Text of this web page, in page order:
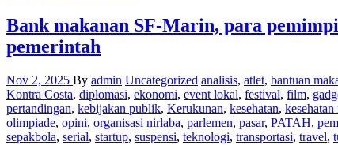
Bank makanan SF-Marin, para
pemerintah
Nov 2, 2025 By admin Uncategorized analisis, atlet, bantuan
Kontra Costa, diplomasi, ekonomi, event lokal, festival, film,
pertandingan, kebijakan publik, Kerukunan, kesehatan, kesehatan
olimpiade, opini, organisasi nirlaba, parlemen, pasar, PATAH,
sepakbola, serial, startup, suspensi, teknologi, transportasi, travel,